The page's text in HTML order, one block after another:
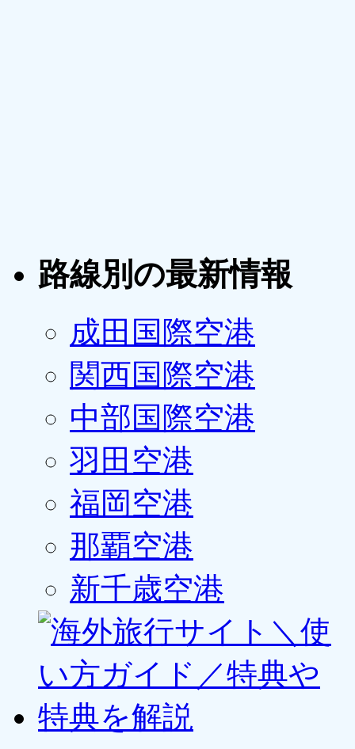
路線別の最新情報
成田国際空港
関西国際空港
中部国際空港
羽田空港
福岡空港
那覇空港
新千歳空港